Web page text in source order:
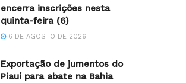
encerra inscrições nesta
quinta-feira (6)
6 DE AGOSTO DE 2026
Exportação de jumentos do
Piauí para abate na Bahia